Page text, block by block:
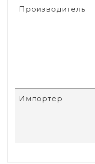
Производитель
Импортер